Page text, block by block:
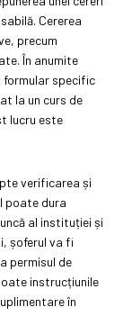
Cererea
precum
În anumite
specific
la un curs de
lucru este
verificarea și
poate dura
al instituției și
șoferul va fi
permisul de
instrucțiunile
în